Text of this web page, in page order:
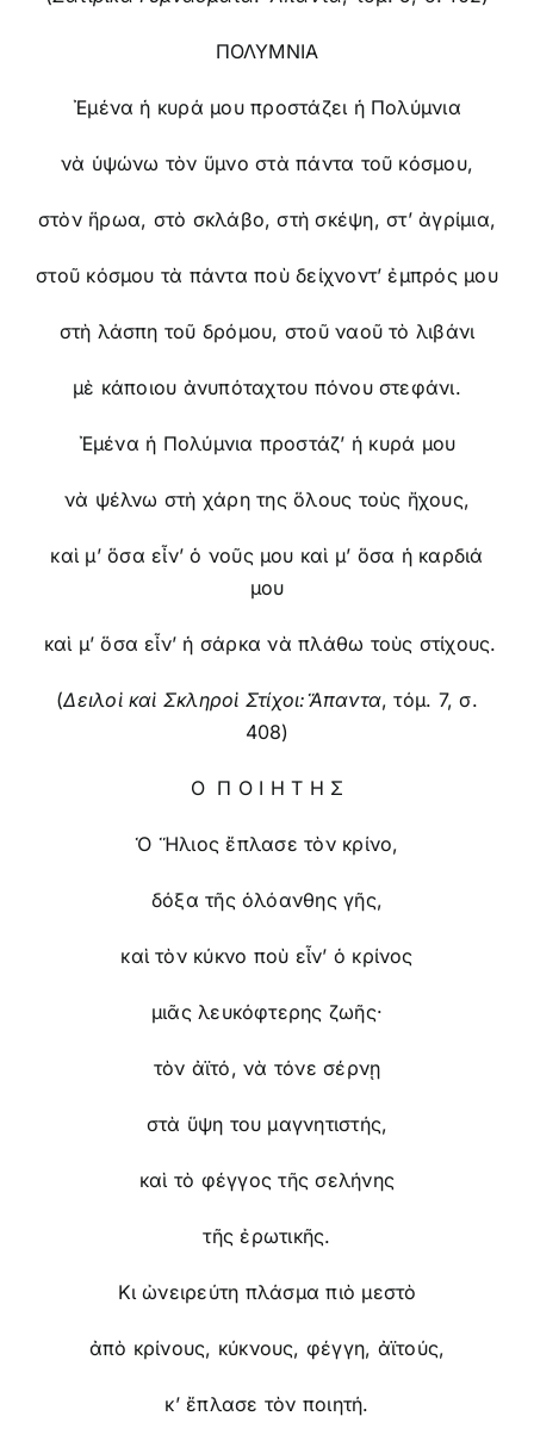
ΠΟΛΥΜΝΙΑ
Ἐμένα ἡ κυρά μου προστάζει ἡ Πολύμνια
νὰ ὑψώνω τὸν ὕμνο στὰ πάντα τοῦ κόσμου,
στὸν ἥρωα, στὸ σκλάβο, στὴ σκέψη, στ’ ἀγρίμια,
στοῦ κόσμου τὰ πάντα ποὺ δείχνοντ’ ἐμπρός μου
στὴ λάσπη τοῦ δρόμου, στοῦ ναοῦ τὸ λιβάνι
μὲ κάποιου ἀνυπόταχτου πόνου στεφάνι.
Ἐμένα ἡ Πολύμνια προστάζ’ ἡ κυρά μου
νὰ ψέλνω στὴ χάρη της ὅλους τοὺς ἤχους,
καὶ μ’ ὅσα εἶν’ ὁ νοῦς μου καὶ μ’ ὅσα ἡ καρδιά
μου
καὶ μ’ ὅσα εἶν’ ἡ σάρκα νὰ πλάθω τοὺς στίχους.
(Δειλοὶ καὶ Σκληροὶ Στίχοι:Ἅπαντα, τόμ. 7, σ.
408)
Ο Π Ο Ι Η Τ Η Σ
Ὁ Ἥλιος ἔπλασε τὸν κρίνο,
δόξα τῆς ὁλόανθης γῆς,
καὶ τὸν κύκνο ποὺ εἶν’ ὁ κρίνος
μιᾶς λευκόφτερης ζωῆς·
τὸν ἀϊτό, νὰ τόνε σέρνῃ
στὰ ὕψη του μαγνητιστής,
καὶ τὸ φέγγος τῆς σελήνης
τῆς ἐρωτικῆς.
Κι ὠνειρεύτη πλάσμα πιὸ μεστὸ
ἀπὸ κρίνους, κύκνους, φέγγη, ἀϊτούς,
κ’ ἔπλασε τὸν ποιητή.